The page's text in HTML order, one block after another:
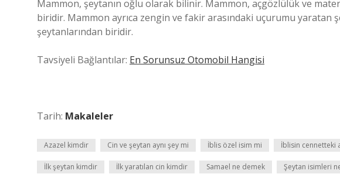
Mammon, şeytanın oğlu olarak bilinir. Mammon, açgözlülük ve
biridir. Mammon ayrıca zengin ve fakir arasındaki uçurumu yaratan
şeytanlarından biridir.
Tavsiyeli Bağlantılar: En Sorunsuz Otomobil Hangisi
Tarih: Makaleler
Azazel kimdir Cin ve şeytan aynı şey mi İblis özel isim mi İblisin cennetteki
İlk şeytan kimdir İlk yaratılan cin kimdir Samael ne demek Şeytan isimleri